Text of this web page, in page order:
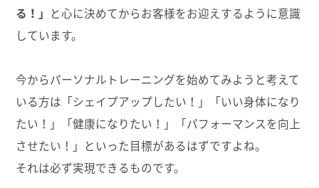
る！」 と心に決めてからお客様をお迎えするように意識
しています。
今からパーソナルトレーニングを始めてみようと考えて
いる方は「シェイプアップしたい！」「いい身体になり
たい！」「健康になりたい！」「パフォーマンスを向上
させたい！」といった目標があるはずですよね。
それは必ず実現できるものです。